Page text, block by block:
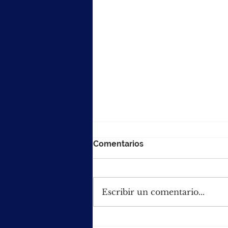
Comentarios
Escribir un comentario...